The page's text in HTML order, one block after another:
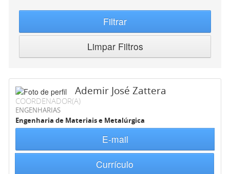
Filtrar
Limpar Filtros
Ademir José Zattera
COORDENADOR(A)
ENGENHARIAS
Engenharia de Materiais e Metalúrgica
E-mail
Currículo